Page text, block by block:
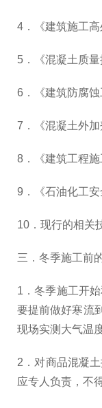
4．《建筑施工
5．《混凝土质
6．《建筑防腐
7．《混凝土外
8．《建筑工程
9．《石油化工
10．现行的相关
三．冬季施工前
1．冬季施工开
要提前做好寒流
现场实测大气温
2．对商品混凝
应专人负责，不